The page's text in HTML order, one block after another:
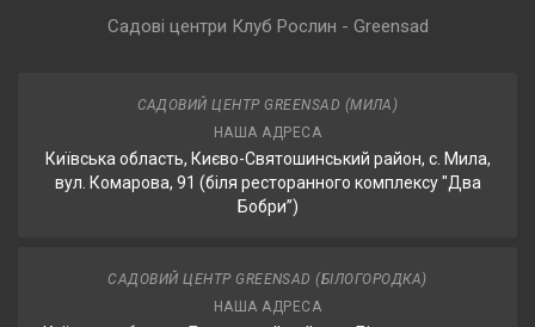
Садові центри Клуб Рослин - Greensad
САДОВИЙ ЦЕНТР GREENSAD (МИЛА)
НАША АДРЕСА
Київська область, Києво-Святошинський район, с. Мила,
вул. Комарова, 91 (біля ресторанного комплексу "Два
Бобри”)
САДОВИЙ ЦЕНТР GREENSAD (БІЛОГОРОДКА)
НАША АДРЕСА